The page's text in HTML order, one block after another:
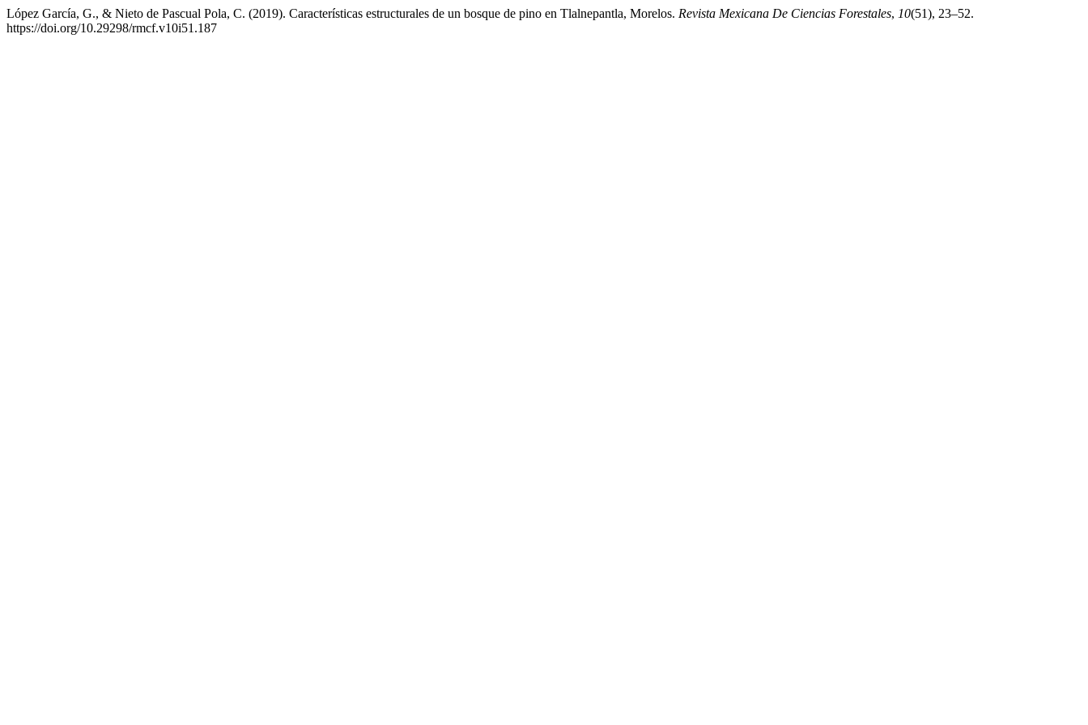
López García, G., & Nieto de Pascual Pola, C. (2019). Características estructurales de un bosque de pino en Tlalnepantla, Morelos. Revista Mexicana De Ciencias Forestales, 10(51), 23–52.
https://doi.org/10.29298/rmcf.v10i51.187